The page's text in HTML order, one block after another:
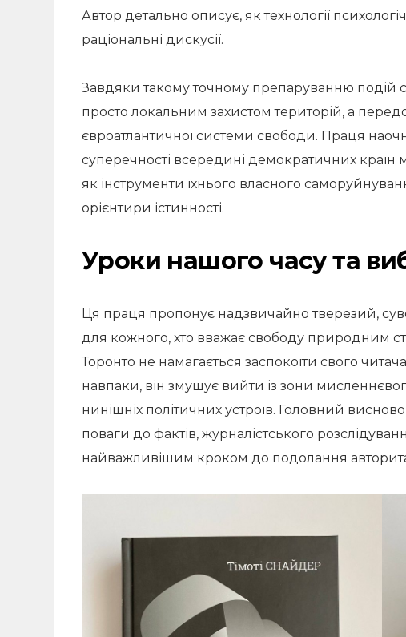
Автор детально описує, як технології
раціональні дискусії.
Завдяки такому точному препаруванню подій
просто локальним захистом територій, а
євроатлантичної системи свободи. Праця
суперечності всередині демократичних
як інструменти їхнього власного
орієнтири істинності.
Уроки нашого часу та
Ця праця пропонує надзвичайно тверезий,
для кожного, хто вважає свободу природним
Торонто не намагається заспокоїти свого
навпаки, він змушує вийти із зони
нинішніх політичних устроїв. Головний
поваги до фактів, журналістського
найважливішим кроком до подолання